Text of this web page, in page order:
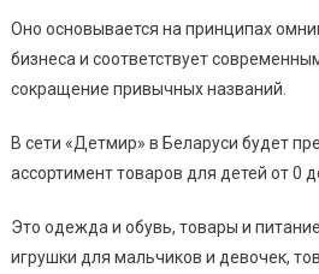
Оно основывается на принципах
бизнеса и соответствует
сокращение привычных названий.
В сети «Детмир» в Беларуси будет
ассортимент товаров для детей от 0
Это одежда и обувь, товары и
игрушки для мальчиков и девочек,